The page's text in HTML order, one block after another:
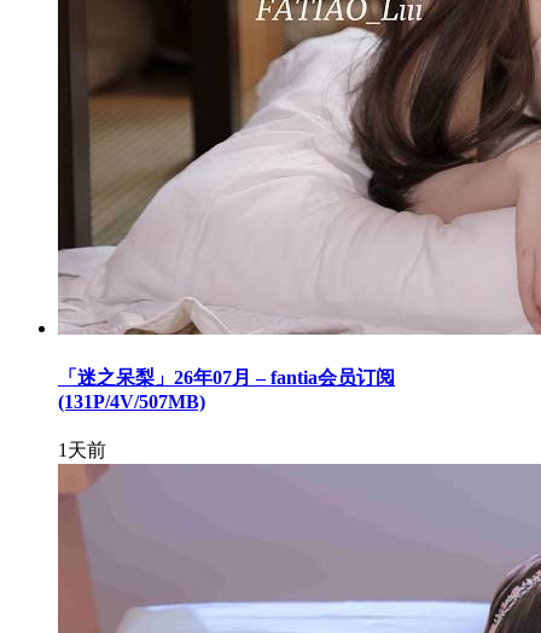
「迷之呆梨」26年07月 – fantia会员订阅
(131P/4V/507MB)
1天前